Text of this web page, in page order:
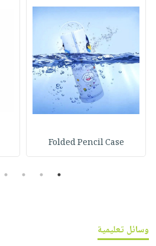
Folded Pencil Case
1
2
3
4
وسائل تعليمية